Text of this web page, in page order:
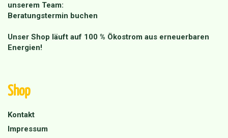
unserem Team:
Beratungstermin buchen
Unser Shop läuft auf 100 % Ökostrom aus erneuerbaren
Energien!
Shop
Kontakt
Impressum